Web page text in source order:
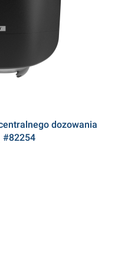
dozowania
#82254